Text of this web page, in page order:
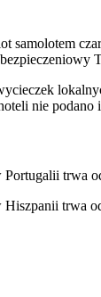
samolotem
nie
trwa
trwa